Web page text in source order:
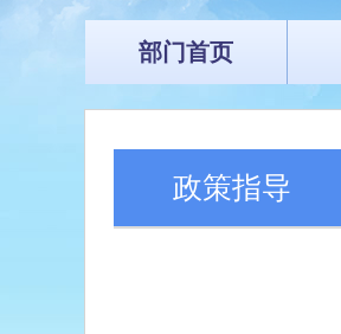
部门首页
政策指导